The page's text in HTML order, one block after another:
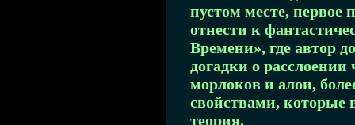
пустом месте, первое
отнести к
Времени», где автор
догадки о расслоении
морлоков и алои,
свойствами, которые
теория.